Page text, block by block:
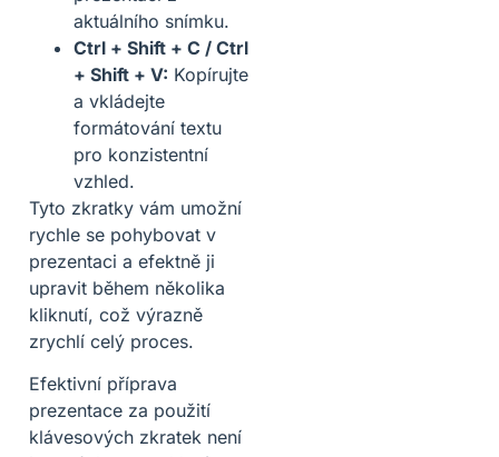
aktuálního snímku.
Ctrl + Shift + C / Ctrl
+ Shift + V: Kopírujte
a vkládejte
formátování textu
pro konzistentní
vzhled.
Tyto zkratky vám umožní
rychle se pohybovat v
prezentaci a efektně ji
upravit během několika
kliknutí, což výrazně
zrychlí celý proces.
Efektivní příprava
prezentace za použití
klávesových zkratek není